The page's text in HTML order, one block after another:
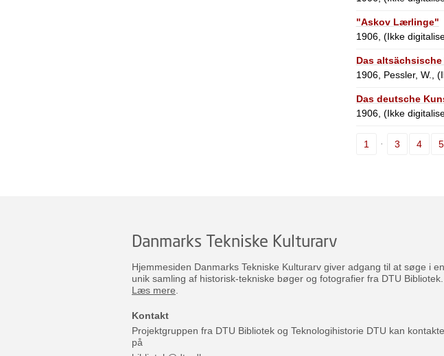
"Askov Lærlinge"
1906, (Ikke
Das
1906, Pessler, W.,
Das deutsche
1906, (Ikke
1 3 4 5
Danmarks Tekniske Kulturarv
Hjemmesiden Danmarks Tekniske Kulturarv giver adgang til at søge i en
unik samling af historisk-tekniske bøger og fotografier fra DTU Bibliotek.
Læs mere
Kontakt
Projektgruppen fra DTU Bibliotek og Teknologihistorie DTU kan
på